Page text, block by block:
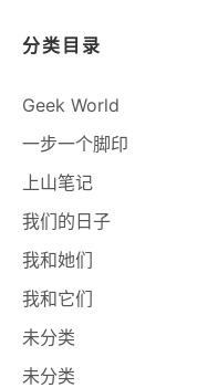
分类目录
Geek World
一步一个脚印
上山笔记
我们的日子
我和她们
我和它们
未分类
未分类